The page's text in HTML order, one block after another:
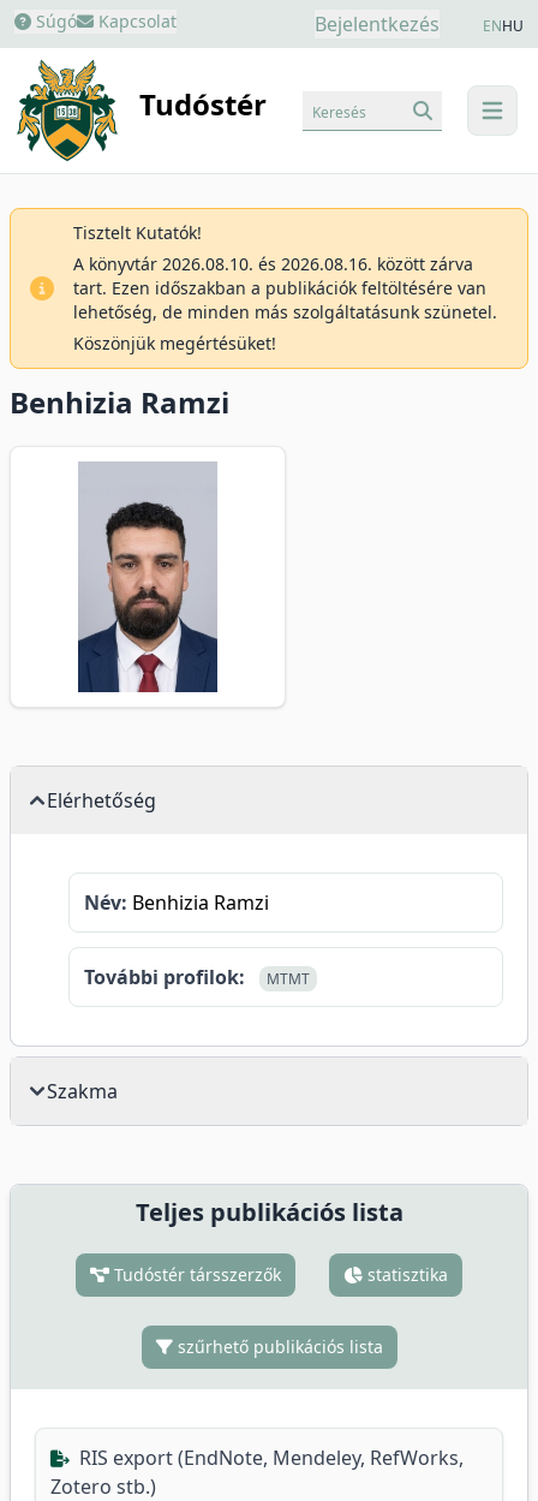
Súgó Kapcsolat Bejelentkezés ENHU
Tudóstér menu
Keresés
Tisztelt Kutatók!
A könyvtár 2026.08.10. és 2026.08.16. között zárva
tart. Ezen időszakban a publikációk feltöltésére van
lehetőség, de minden más szolgáltatásunk szünetel.
Köszönjük megértésüket!
Benhizia Ramzi
Elérhetőség
Név: Benhizia Ramzi
További profilok: MTMT
Szakma
Teljes publikációs lista
Tudóstér társszerzők statisztika
szűrhető publikációs lista
RIS export (EndNote, Mendeley, RefWorks,
Zotero stb.)